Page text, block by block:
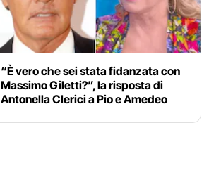
“È vero che sei stata fidanzata con
Massimo Giletti?”, la risposta di
Antonella Clerici a Pio e Amedeo